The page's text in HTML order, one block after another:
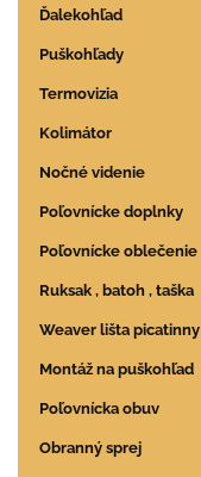
Ďalekohľad
Puškohľady
Termovizia
Kolimátor
Nočné videnie
Poľovnícke doplnky
Poľovnícke oblečenie
Ruksak , batoh , taška
Weaver lišta picatinny
Montáž na puškohľad
Poľovnícka obuv
Obranný sprej